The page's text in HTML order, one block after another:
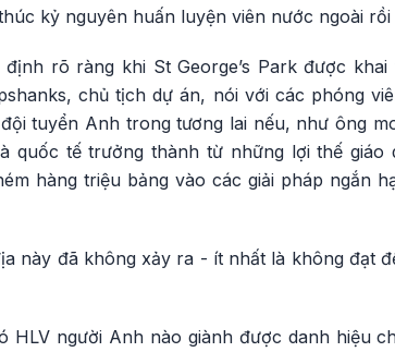
kỷ nguyên huấn luyện viên nước ngoài rồi
rõ ràng khi St George’s Park được
chủ tịch dự án, nói với các phóng
tuyển Anh trong tương lai nếu, như ông
quốc tế trưởng thành từ những lợi thế giáo
hàng triệu bảng vào các giải pháp ngắn
này đã không xảy ra - ít nhất là không đạt
HLV người Anh nào giành được danh hiệu